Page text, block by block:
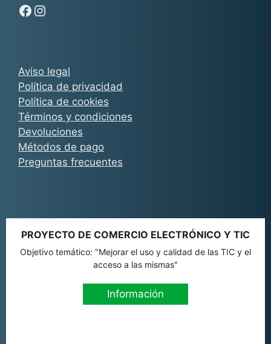
Aviso legal
Política de privacidad
Política de cookies
Términos y condiciones
Devoluciones
Métodos de pago
Preguntas frecuentes
Síguenos en Facebook - Chachocarp
Síguenos en Instagram - Chachocarp
PROYECTO DE COMERCIO ELECTRÓNICO Y TIC
Objetivo temático: "Mejorar el uso y calidad de las TIC y el
acceso a las mismas"
Información